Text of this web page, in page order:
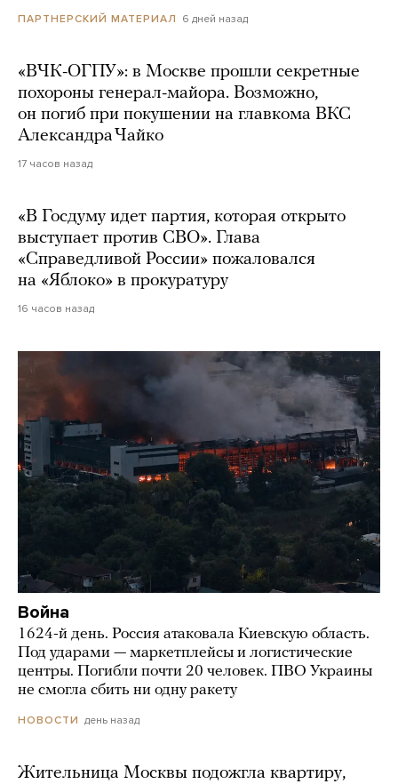
ПАРТНЕРСКИЙ МАТЕРИАЛ 6 дней назад
«ВЧК-ОГПУ»: в Москве прошли секретные
похороны генерал-майора. Возможно,
он погиб при покушении на главкома ВКС
Александра Чайко
17 часов назад
«В Госдуму идет партия, которая открыто
выступает против СВО». Глава
«Справедливой России» пожаловался
на «Яблоко» в прокуратуру
16 часов назад
Война
1624-й день. Россия атаковала Киевскую область.
Под ударами — маркетплейсы и логистические
центры. Погибли почти 20 человек. ПВО Украины
не смогла сбить ни одну ракету
НОВОСТИ день назад
Жительница Москвы подожгла квартиру,